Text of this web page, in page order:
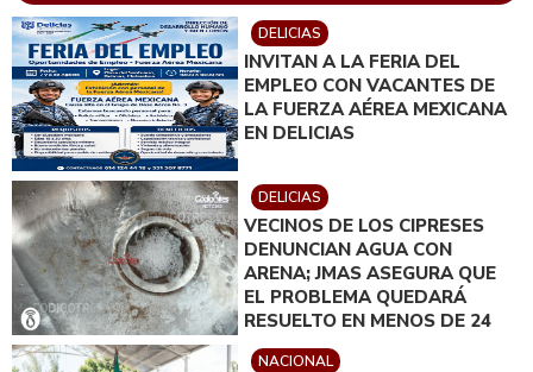
DELICIAS
INVITAN A LA FERIA DEL
EMPLEO CON VACANTES DE
LA FUERZA AÉREA MEXICANA
EN DELICIAS
DELICIAS
VECINOS DE LOS CIPRESES
DENUNCIAN AGUA CON
ARENA; JMAS ASEGURA QUE
EL PROBLEMA QUEDARÁ
RESUELTO EN MENOS DE 24
HORAS
NACIONAL